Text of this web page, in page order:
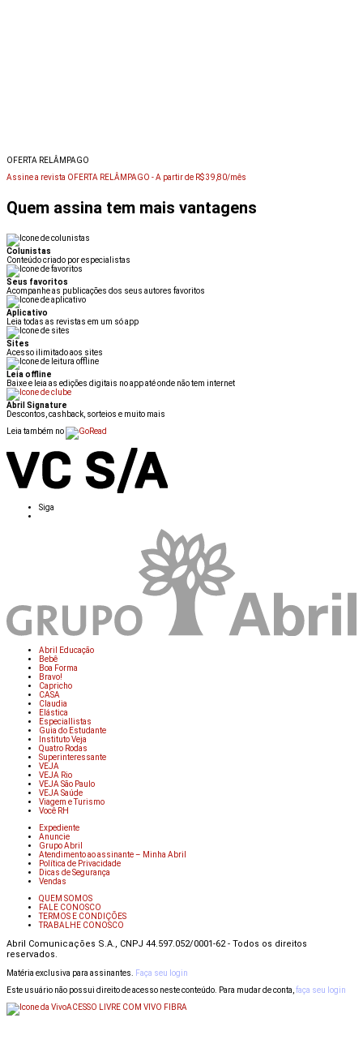
OFERTA RELÂMPAGO
Assine a revista OFERTA RELÂMPAGO -A partir de R$ 39,80/mês
Quem assina tem mais vantagens
Colunistas
Conteúdo criado por especialistas
Seus favoritos
Acompanhe as publicações dos seus autores favoritos
Aplicativo
Leia todas as revistas em um só app
Sites
Acesso ilimitado aos sites
Leia offline
Baixe e leia as edições digitais no app até onde não tem internet
Abril Signature
Descontos, cashback, sorteios e muito mais
Leia também no
Siga
Abril Educação
Bebê
Boa Forma
Bravo!
Capricho
CASA
Claudia
Elástica
Especiallistas
Guia do Estudante
Instituto Veja
Quatro Rodas
Superinteressante
VEJA
VEJA Rio
VEJA São Paulo
VEJA Saúde
Viagem e Turismo
Você RH
Expediente
Anuncie
Grupo Abril
Atendimento ao assinante – Minha Abril
Política de Privacidade
Dicas de Segurança
Vendas
QUEM SOMOS
FALE CONOSCO
TERMOS E CONDIÇÕES
TRABALHE CONOSCO
Abril Comunicações S.A., CNPJ 44.597.052/0001-62 - Todos os direitos
reservados.
Matéria exclusiva para assinantes. Faça seu login
Este usuário não possui direito de acesso neste conteúdo. Para mudar de conta,faça seu login
ACESSO LIVRE COM VIVO FIBRA